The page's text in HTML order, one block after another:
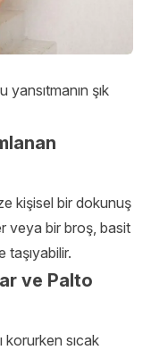
şık
kişisel bir dokunuş
veya bir broş, basit
taşıyabilir.
ve Palto
korurken sıcak